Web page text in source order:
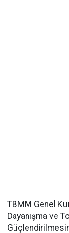
TBMM Genel
Dayanışma ve